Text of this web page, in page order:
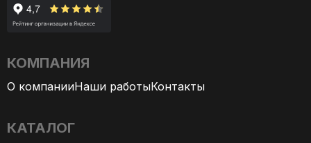
КОМПАНИЯ
О компанииНаши работыКонтакты
КАТАЛОГ